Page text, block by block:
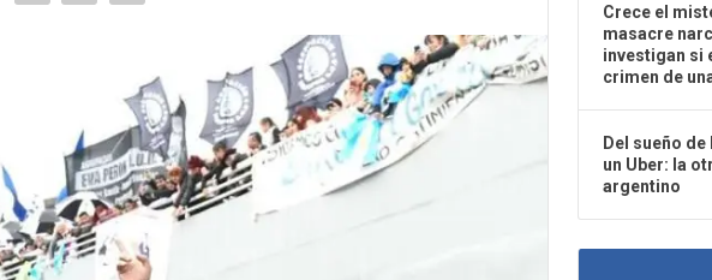
Crece el
masacre
investigan si
crimen de
Del sueño
un Uber: la
argentino